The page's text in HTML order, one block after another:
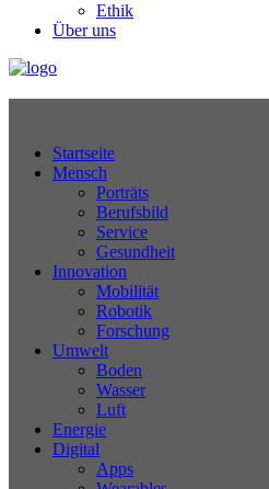
Ethik
Über uns
Startseite
Mensch
Porträts
Berufsbild
Service
Gesundheit
Innovation
Mobilität
Robotik
Forschung
Umwelt
Boden
Wasser
Luft
Energie
Digital
Apps